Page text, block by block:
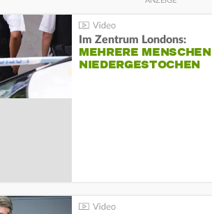
Im Zentrum Londons:
MEHRERE MENSCHEN
NIEDERGESTOCHEN